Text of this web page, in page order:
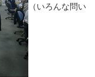
（いろんな問い